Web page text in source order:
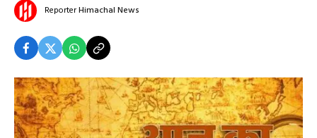
ReporterHimachal News